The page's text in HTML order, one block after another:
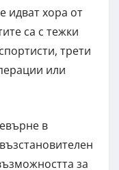
идват хора от
са с тежки
трети
или
в
за